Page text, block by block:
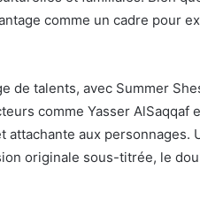
comme un cadre pour
de talents, avec Summer
comme Yasser
attachante aux personnages.
originale sous-titrée, le